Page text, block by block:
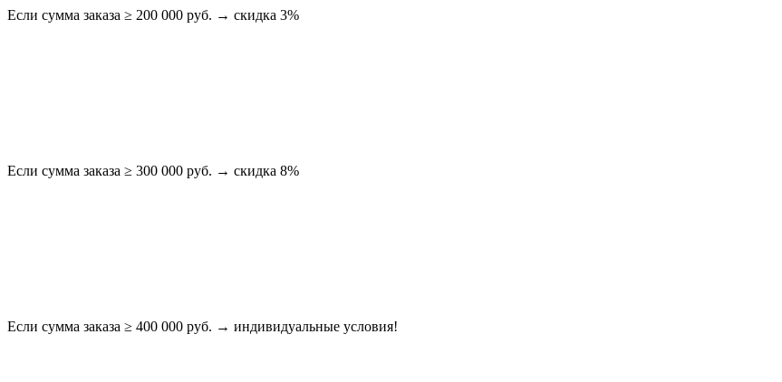
Если сумма заказа ≥ 200 000 руб. → скидка 3%
Если сумма заказа ≥ 300 000 руб. → скидка 8%
Если сумма заказа ≥ 400 000 руб. → индивидуальные условия!